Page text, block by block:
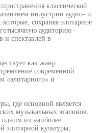
классической
индустрии аудио- и
сохраняя элитарное
аудиторию -
и спектаклей в
как жанр
современной
«элитарного» и
где основной является
музыкальных эталонов,
одним из наиболее
элитарной культуры;